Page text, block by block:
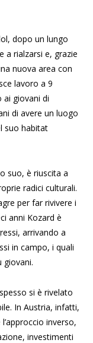
dopo un lungo
a rialzarsi e, grazie
nuova area con
lavoro a 9
ai giovani di
di avere un luogo
suo habitat
suo, è riuscita a
radici culturali.
per far rivivere i
anni Kozard è
arrivando a
in campo, i quali
si è rivelato
In Austria, infatti,
inverso,
investimenti